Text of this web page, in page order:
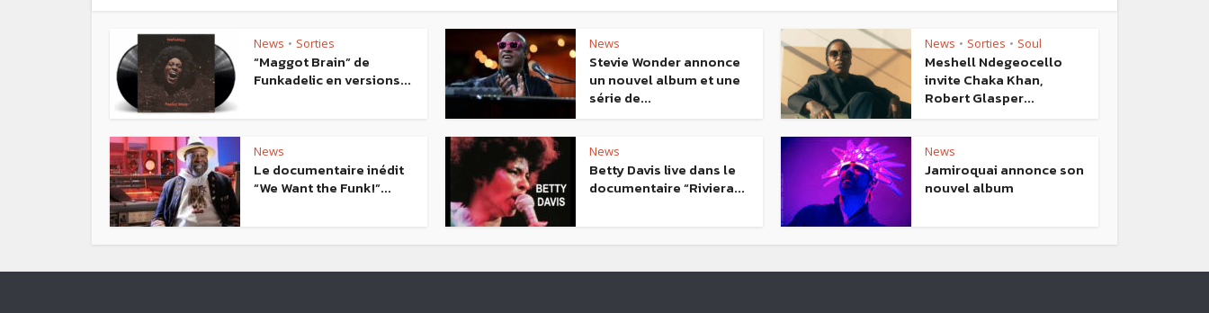
News • Sorties
“Maggot Brain” de
Funkadelic en versions...
News
Stevie Wonder annonce
un nouvel album et une
série de...
News • Sorties • Soul
Meshell Ndegeocello
invite Chaka Khan,
Robert Glasper...
News
Le documentaire inédit
“We Want the Funk!”...
News
Betty Davis live dans le
documentaire “Riviera...
News
Jamiroquai annonce son
nouvel album